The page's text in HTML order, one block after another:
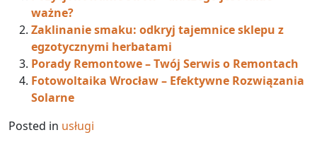
ważne?
Zaklinanie smaku: odkryj tajemnice sklepu z
egzotycznymi herbatami
Porady Remontowe – Twój Serwis o Remontach
Fotowoltaika Wrocław – Efektywne Rozwiązania
Solarne
Posted in usługi